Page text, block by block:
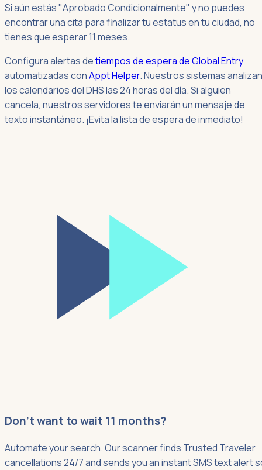
Si aún estás "Aprobado Condicionalmente" y no puedes
encontrar una cita para finalizar tu estatus en tu ciudad, no
tienes que esperar 11 meses.
Configura alertas detiempos de espera de Global Entry
automatizadas conAppt Helper. Nuestros sistemas analizan
los calendarios del DHS las 24 horas del día. Si alguien
cancela, nuestros servidores te enviarán un mensaje de
texto instantáneo. ¡Evita la lista de espera de inmediato!
Don't want to wait 11 months?
Automate your search. Our scanner finds Trusted Traveler
cancellations 24/7 and sends you an instant SMS text alert